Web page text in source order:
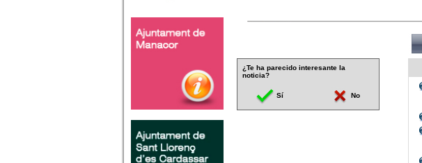
¿Te ha parecido interesante la
noticia?
Sí No